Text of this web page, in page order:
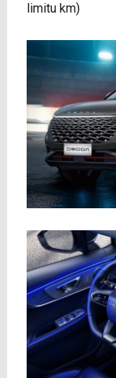
limitu km)